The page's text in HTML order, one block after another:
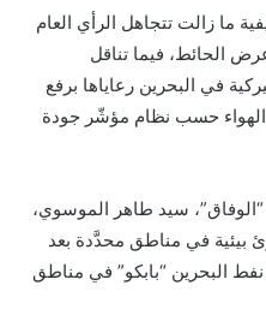
ما زالت تتجاهل الرأي العام
الحائط، فيما تناقل
في البحرين رعاياها برفع
الهواء حسب نظام مؤشّر جودة
سيد طاهر الموسوي،
بيئية في مناطق محدَّدة بعد
نفط البحرين “بابكو” في مناطق